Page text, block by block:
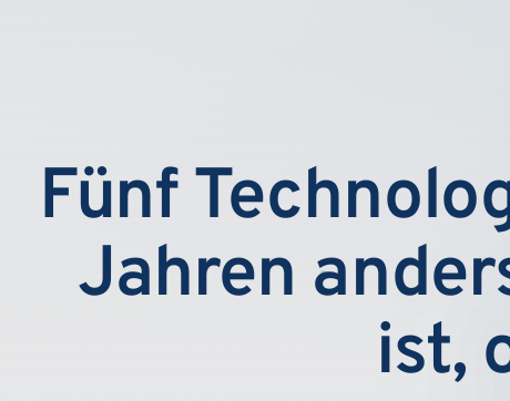
Fünf
Jahren
ist,